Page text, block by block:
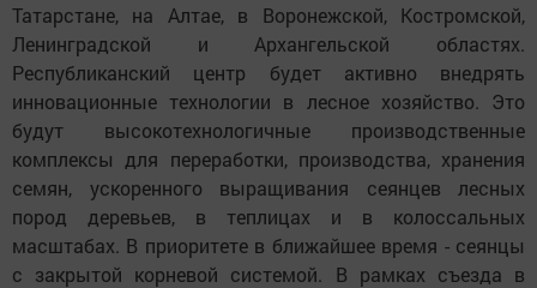
Татарстане, на Алтае, в Воронежской, Костромской,
Ленинградской и Архангельской областях.
Республиканский центр будет активно внедрять
инновационные технологии в лесное хозяйство. Это
будут высокотехнологичные производственные
комплексы для переработки, производства, хранения
семян, ускоренного выращивания сеянцев лесных
пород деревьев, в теплицах и в колоссальных
масштабах. В приоритете в ближайшее время - сеянцы
с закрытой корневой системой. В рамках съезда в